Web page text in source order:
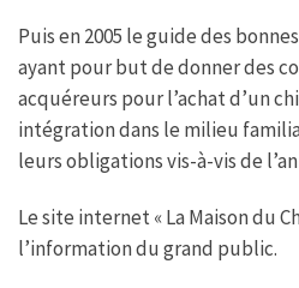
Puis en 2005 le guide des
ayant pour but de donner des
acquéreurs pour l’achat d’un
intégration dans le milieu
leurs obligations vis-à-vis de
Le site internet « La Maison du
l’information du grand public.